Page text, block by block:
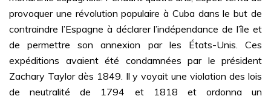
provoquer une révolution populaire à Cuba dans le but de
contraindre l’Espagne à déclarer l’indépendance de l’île et
de permettre son annexion par les États-Unis. Ces
expéditions avaient été condamnées par le président
Zachary Taylor dès 1849. Il y voyait une violation des lois
de neutralité de 1794 et 1818 et ordonna un